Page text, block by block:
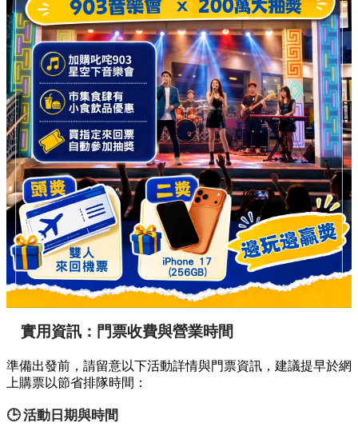
實用資訊：門票收費與營業時間
準備出發前，請留意以下活動詳情與門票資訊，建議提早於網
上購票以節省排隊時間：
🕒 活動日期與時間